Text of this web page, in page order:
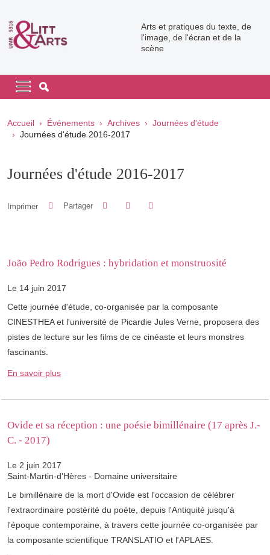
Arts et pratiques du texte, de
l'image, de l'écran et de la
scène
Navigation principale
Navigation principale mobile
Fil d'Ariane
Accueil Événements Archives
Journées d'étude
Journées d'étude 2016-2017
Journées d'étude 2016-2017
Imprimer Partager Partager sur Facebook
Partager sur LinkedIn
João Pedro Rodrigues : hybridation et monstruosité
Le 14 juin 2017
Cette journée d'étude, co-organisée par la composante
CINESTHEA et l'université de Picardie Jules Verne, proposera des
pistes de lecture sur les films de ce cinéaste et leurs monstres
fascinants.
En savoir plus
Ovide et sa réception : une poésie bimillénaire (17 après J.-
C. - 2017)
Le 2 juin 2017
Saint-Martin-d'Hères - Domaine universitaire
Le bimillénaire de la mort d'Ovide est l'occasion de célébrer
l'extraordinaire postérité du poète, depuis l'Antiquité jusqu'à
l'époque contemporaine, à travers cette journée co-organisée par
la composante scientifique TRANSLATIO et l'APLAES.